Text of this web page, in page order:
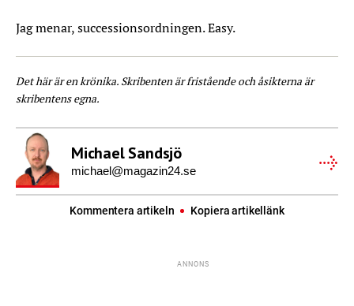
Jag menar, successionsordningen. Easy.
Det här är en krönika. Skribenten är fristående och åsikterna är
skribentens egna.
Michael Sandsjö
michael@magazin24.se
Kommentera artikeln Kopiera artikellänk